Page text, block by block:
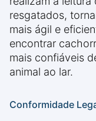
resgatados,
mais ágil e
encontrar
mais confiáveis
animal ao lar.
Conformidade